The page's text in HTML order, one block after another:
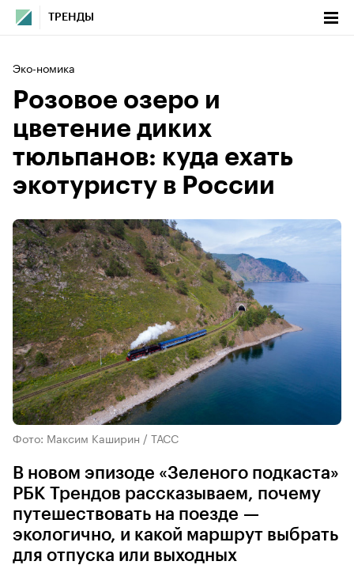
ТРЕНДЫ
Эко-номика
Розовое озеро и
цветение диких
тюльпанов: куда ехать
экотуристу в России
Фото: Максим Каширин / ТАСС
В новом эпизоде «Зеленого подкаста»
РБК Трендов рассказываем, почему
путешествовать на поезде —
экологично, и какой маршрут выбрать
для отпуска или выходных